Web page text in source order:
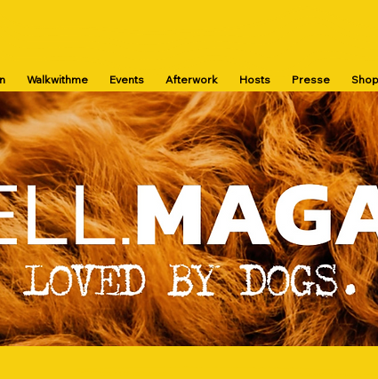
Walkwithme Events Afterwork Hosts Presse